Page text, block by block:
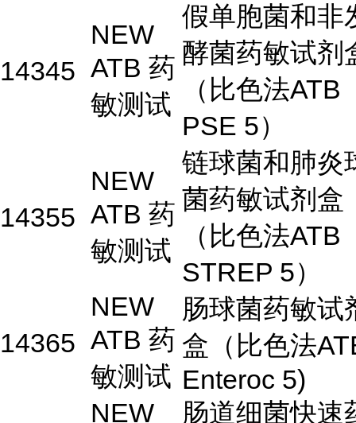
14345
NEW
ATB 药
敏测试
假单胞菌和非
酵菌药敏试剂
（比色法ATB
PSE 5）
14355
NEW
ATB 药
敏测试
链球菌和肺炎
菌药敏试剂盒
（比色法ATB
STREP 5）
14365
NEW
ATB 药
敏测试
肠球菌药敏试
盒（比色法
Enteroc 5)
NEW
肠道细菌快速